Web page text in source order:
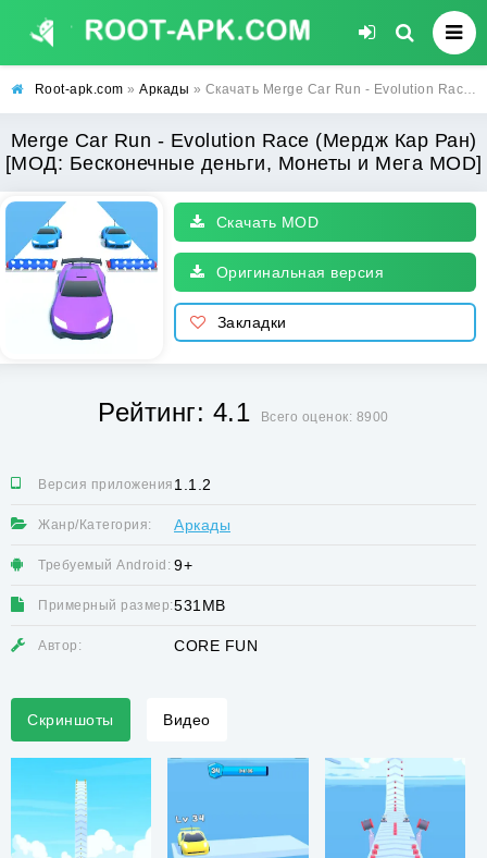
Root-apk.com » Аркады » Скачать Merge Car Run - Evolution Race (Мердж Кар Ран) [МОД: Бесконечные деньги, Монеты и Мега MOD] | Взлом Merge Car Run - Evolution Race на Андроид
Merge Car Run - Evolution Race (Мердж Кар Ран)
[МОД: Бесконечные деньги, Монеты и Мега MOD]
Скачать MOD
Оригинальная версия
Закладки
Рейтинг: 4.1 Всего оценок: 8900
Версия приложения:1.1.2
Жанр/Категория: Аркады
Требуемый Android: 9+
Примерный размер:531MB
Автор: CORE FUN
Скриншоты Видео